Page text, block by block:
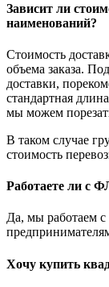
Зависит ли
наименований?
Стоимость
объема заказа.
доставки,
стандартная
мы можем
В таком случае
стоимость
Работаете ли с
Да, мы работаем
Хочу купить